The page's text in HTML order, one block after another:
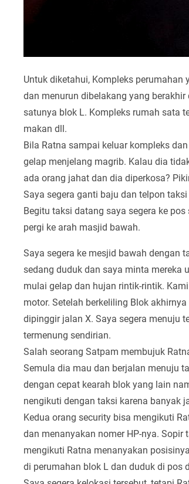
Untuk diketahui, Kompleks
dan menurun dibelakang yang
satunya blok L. Kompleks rumah sata
makan dll.
Bila Ratna sampai keluar kompleks
gelap menjelang magrib. Kalau dia
ada orang jahat dan dia diperkosa?
Saya segera ganti baju dan telpon
Begitu taksi datang saya segera ke
pergi ke arah masjid bawah.
Saya segera ke mesjid bawah dengan
sedang duduk dan saya minta mereka
mulai gelap dan hujan rintik-rintik.
motor. Setelah berkeliling Blok
dipinggir jalan X. Saya segera menuju
termenung sendirian.
Salah seorang Satpam membujuk
Semula dia mau dan berjalan menuju
dengan cepat kearah blok yang lain
nengikuti dengan taksi karena banyak
Kedua orang security bisa mengikuti
dan menanyakan nomer HP-nya.
mengikuti Ratna menanyakan
di perumahan blok L dan duduk di pos